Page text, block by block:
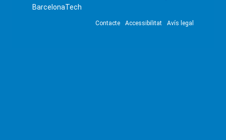
BarcelonaTech
Contacte Accessibilitat Avís legal